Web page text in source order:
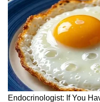
DOWNLOAD APP